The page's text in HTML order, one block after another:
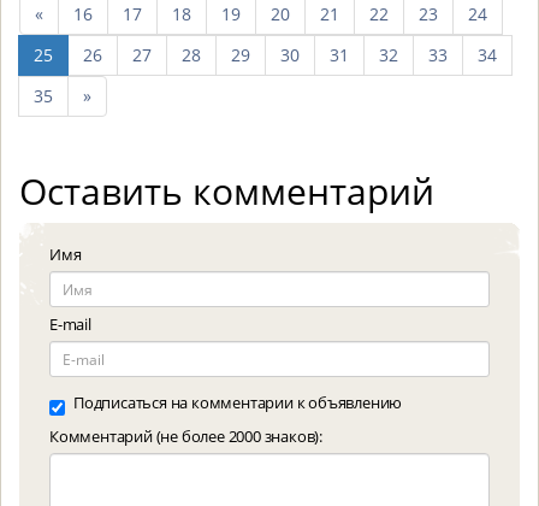
«пред.
10
страниц
16 17 18 19 20 21 22 23
24
25
26 27 28 29 30 31 32 33
34
35
»след.
10
Оставить комментарий
Имя
E-mail
Подписаться на комментарии к объявлению
Комментарий (не более 2000 знаков):